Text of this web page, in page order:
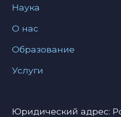
Наука
О нас
Образование
Услуги
Юридический адрес: